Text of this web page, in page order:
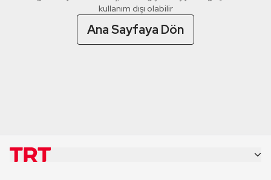
kullanım dışı olabilir
Ana Sayfaya Dön